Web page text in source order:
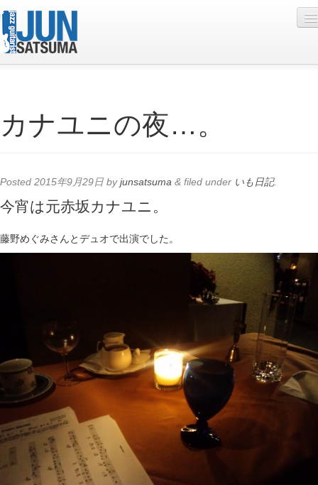
Live Schedule
Photo
カナユニの夜…。
Posted 2015年9月29日 byjunsatsuma & filed under いも日記.
今宵は元赤坂カナユニ。
藤野めぐみさんとデュオで出演でした。